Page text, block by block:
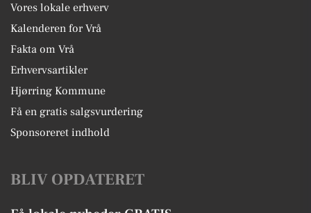
Vores lokale erhverv
Kalenderen for Vrå
Fakta om Vrå
Erhvervsartikler
Hjørring Kommune
Få en gratis salgsvurdering
Sponsoreret indhold
BLIV OPDATERET